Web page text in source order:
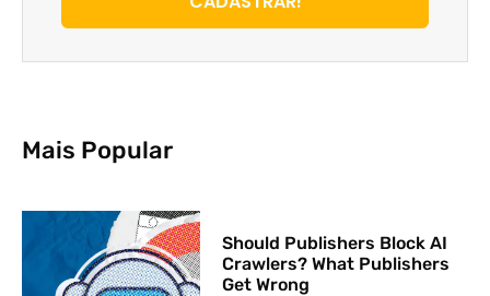
Mais Popular
Should Publishers Block AI
Crawlers? What Publishers
Get Wrong